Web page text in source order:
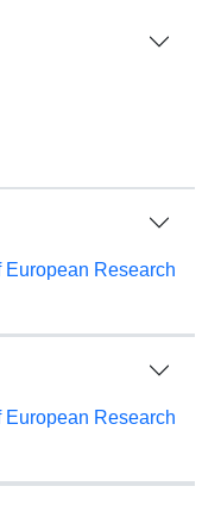
Research
Research